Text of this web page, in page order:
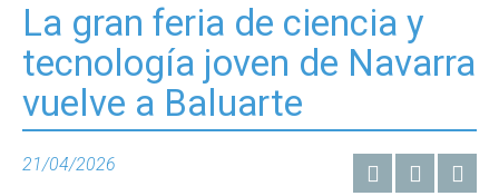
La gran feria de ciencia y
tecnología joven de Navarra
vuelve a Baluarte
21/04/2026